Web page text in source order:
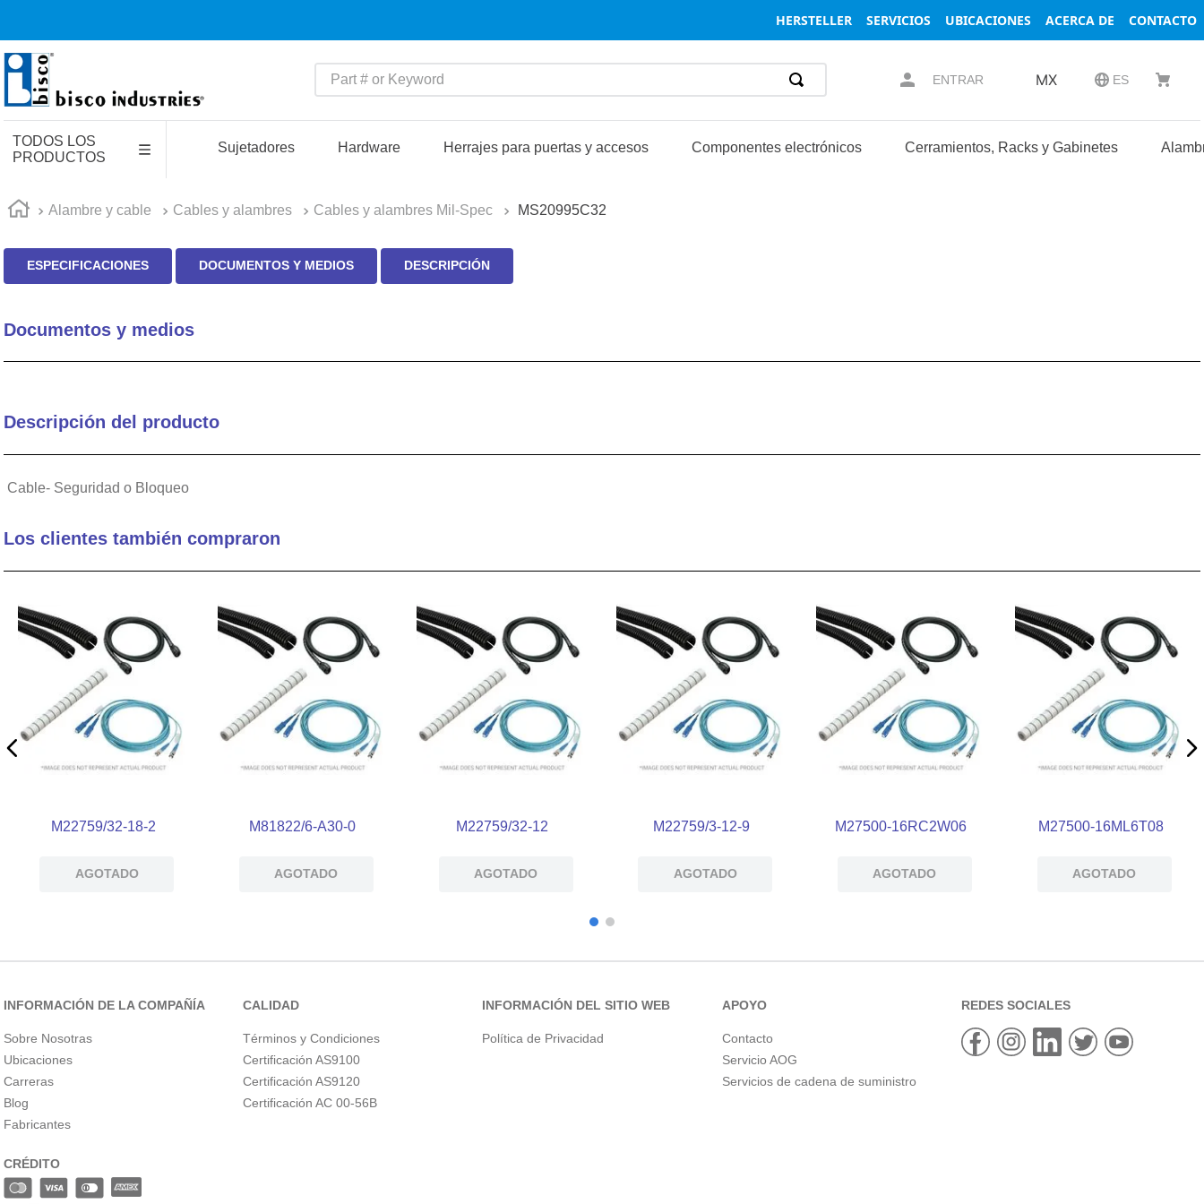
HERSTELLER SERVICIOS UBICACIONES ACERCA DE CONTACTO
Part # or Keyword
ENTRAR MX ES
TODOS LOS
PRODUCTOS
Sujetadores Hardware Herrajes para puertas y accesos Componentes electrónicos Cerramientos, Racks y Gabinetes
Alambre y cable Cables y alambres Cables y alambres Mil-Spec MS20995C32
ESPECIFICACIONES DOCUMENTOS Y MEDIOS DESCRIPCIÓN
Documentos y medios
Descripción del producto
Cable- Seguridad o Bloqueo
Los clientes también compraron
M22759/32-18-2
AGOTADO
M81822/6-A30-0
AGOTADO
M22759/32-12
AGOTADO
M22759/3-12-9
AGOTADO
M27500-16RC2W06
AGOTADO
M27500-16ML6T08
AGOTADO
INFORMACIÓN DE LA COMPAÑÍA
Sobre Nosotras
Ubicaciones
Carreras
Blog
Fabricantes
CALIDAD
Términos y Condiciones
Certificación AS9100
Certificación AS9120
Certificación AC 00-56B
INFORMACIÓN DEL SITIO WEB
Política de Privacidad
APOYO
Contacto
Servicio AOG
Servicios de cadena de suministro
REDES SOCIALES
CRÉDITO
1.
m85049
3.
southco latch
5.
m85731
8.
captive